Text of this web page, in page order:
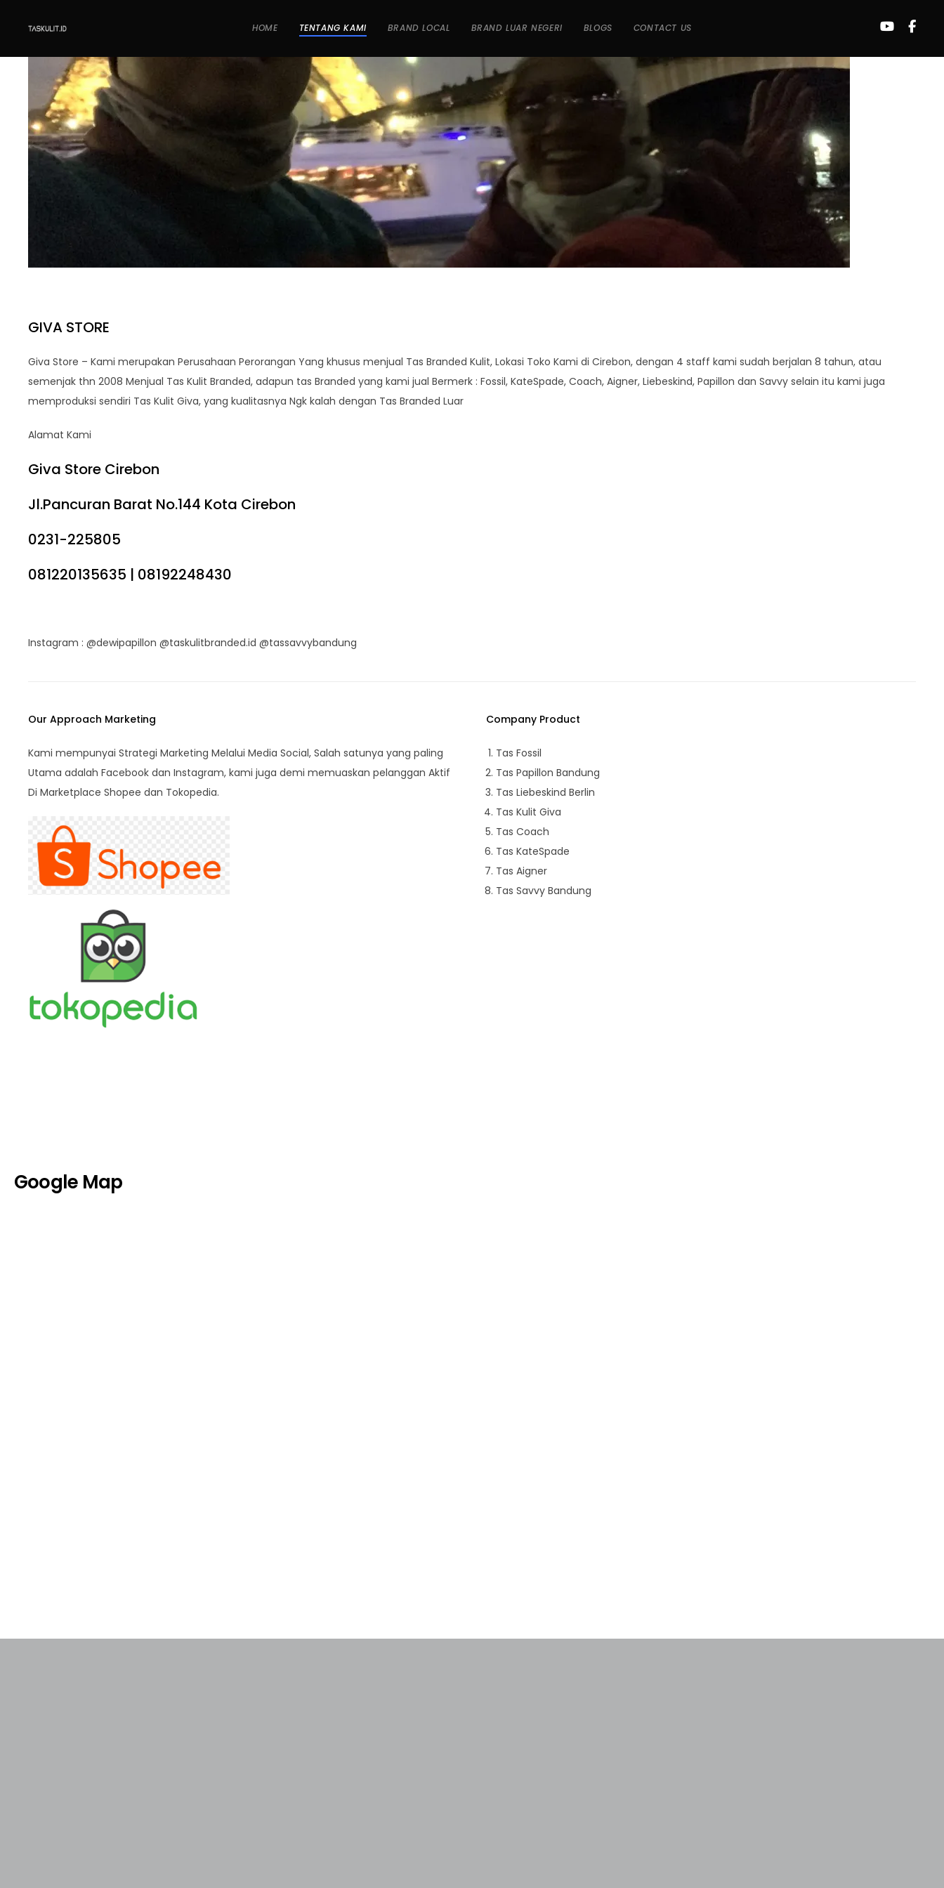
HOME TENTANG KAMI BRAND LOCAL BRAND LUAR NEGERI BLOGS CONTACT US
GIVA STORE
Giva Store – Kami merupakan Perusahaan Perorangan Yang khusus menjual Tas Branded Kulit, Lokasi Toko Kami di Cirebon, dengan 4 staff kami sudah berjalan 8 tahun, atau
semenjak thn 2008 Menjual Tas Kulit Branded, adapun tas Branded yang kami jual Bermerk : Fossil, KateSpade, Coach, Aigner, Liebeskind, Papillon dan Savvy selain itu kami juga
memproduksi sendiri Tas Kulit Giva, yang kualitasnya Ngk kalah dengan Tas Branded Luar
Alamat Kami
Giva Store Cirebon
Jl.Pancuran Barat No.144 Kota Cirebon
0231-225805
081220135635 | 08192248430
Instagram : @dewipapillon @taskulitbranded.id @tassavvybandung
Our Approach Marketing
Kami mempunyai Strategi Marketing Melalui Media Social, Salah satunya yang paling
Utama adalah Facebook dan Instagram, kami juga demi memuaskan pelanggan Aktif
Di Marketplace Shopee dan Tokopedia.
Company Product
Tas Fossil
Tas Papillon Bandung
Tas Liebeskind Berlin
Tas Kulit Giva
Tas Coach
Tas KateSpade
Tas Aigner
Tas Savvy Bandung
Google Map